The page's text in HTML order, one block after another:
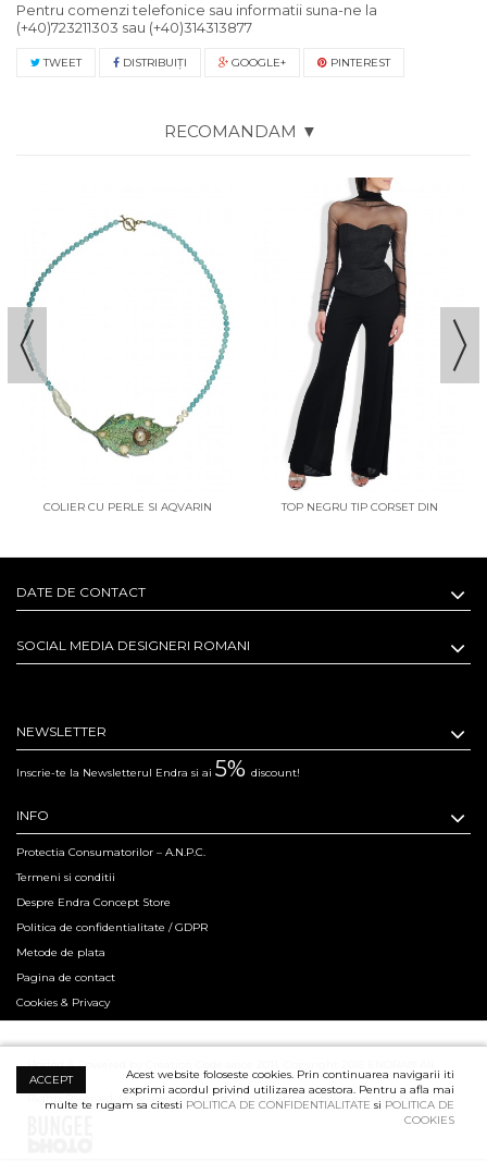
Pentru comenzi telefonice sau informatii suna-ne la
(+40)723211303 sau (+40)314313877
TWEET DISTRIBUIŢI GOOGLE+ PINTEREST
RECOMANDAM ▼
COLIER CU PERLE SI AQVARIN
TOP NEGRU TIP CORSET DIN
DATE DE CONTACT
SOCIAL MEDIA DESIGNERI ROMANI
NEWSLETTER
Inscrie-te la Newsletterul Endra si ai 5% discount!
INFO
Protectia Consumatorilor – A.N.P.C.
Termeni si conditii
Despre Endra Concept Store
Politica de confidentialitate / GDPR
Metode de plata
Pagina de contact
Cookies & Privacy
Hosted & Powered by Creation Code since 2011. Copyright 2015 ENDRA® All
Rights Reserved. Professional Product Photography Services ensured by
ACCEPT
Acest website foloseste cookies. Prin continuarea navigarii iti
exprimi acordul privind utilizarea acestora. Pentru a afla mai
multe te rugam sa citesti POLITICA DE CONFIDENTIALITATE si POLITICA DE
COOKIES